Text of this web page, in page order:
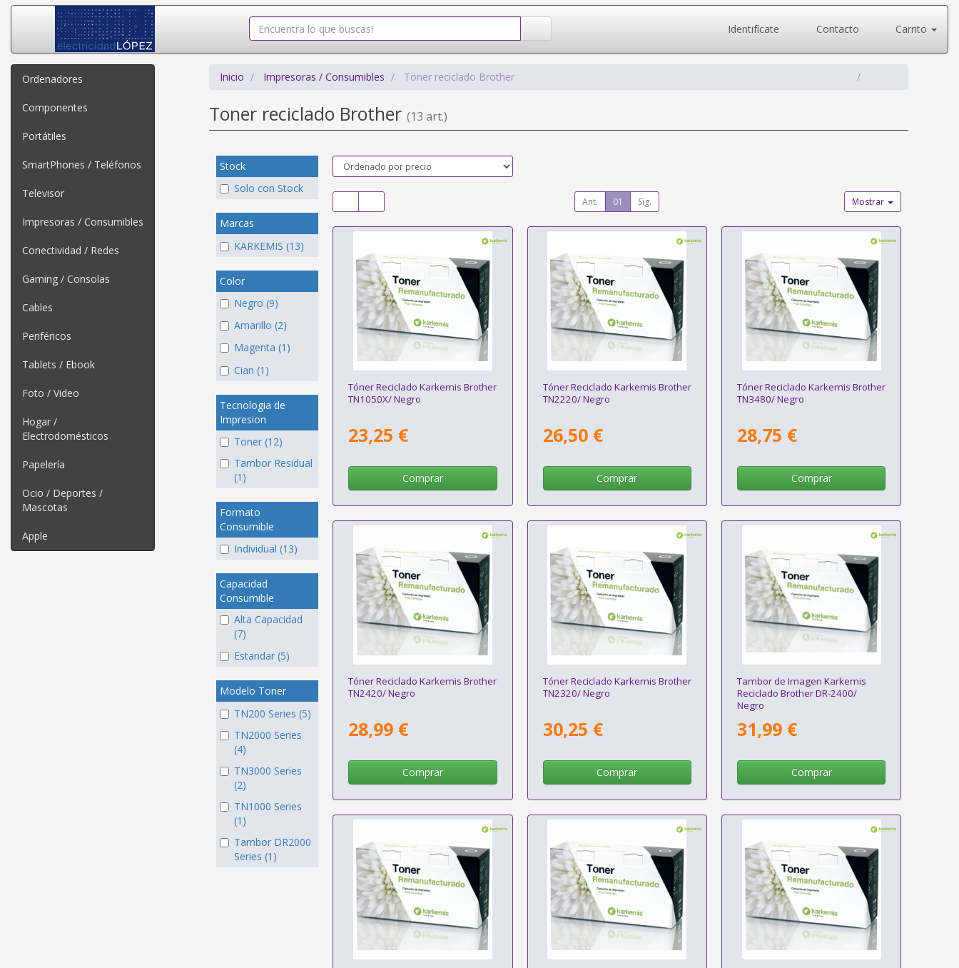
Identifícate Contacto Carrito
Ordenadores
Componentes
Portátiles
SmartPhones / Teléfonos
Televisor
Impresoras / Consumibles
Conectividad / Redes
Gaming / Consolas
Cables
Periféricos
Tablets / Ebook
Foto / Video
Hogar /
Electrodomésticos
Papelería
Ocio / Deportes /
Mascotas
Apple
Inicio Impresoras / Consumibles Toner reciclado Brother
Toner reciclado Brother (13 art.)
Stock
Solo con Stock
Marcas
KARKEMIS (13)
Color
Negro (9)
Amarillo (2)
Magenta (1)
Cian (1)
Tecnologia de
Impresion
Toner (12)
Tambor Residual
(1)
Formato
Consumible
Individual (13)
Capacidad
Consumible
Alta Capacidad
(7)
Estandar (5)
Modelo Toner
TN200 Series (5)
TN2000 Series
(4)
TN3000 Series
(2)
TN1000 Series
(1)
Tambor DR2000
Series (1)
Ant. 01 Sig. Mostrar
Tóner Reciclado Karkemis Brother
TN1050X/ Negro
23,25 €
Comprar
Tóner Reciclado Karkemis Brother
TN2220/ Negro
26,50 €
Comprar
Tóner Reciclado Karkemis Brother
TN3480/ Negro
28,75 €
Comprar
Tóner Reciclado Karkemis Brother
TN2420/ Negro
28,99 €
Comprar
Tóner Reciclado Karkemis Brother
TN2320/ Negro
30,25 €
Comprar
Tambor de Imagen Karkemis
Reciclado Brother DR-2400/
Negro
31,99 €
Comprar